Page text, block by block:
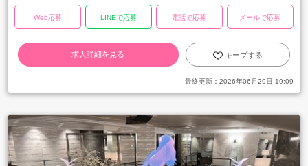
Web応募 LINEで応募 電話で応募 メールで応募
求人詳細を見る キープする
最終更新： 2026年06月29日 19:09